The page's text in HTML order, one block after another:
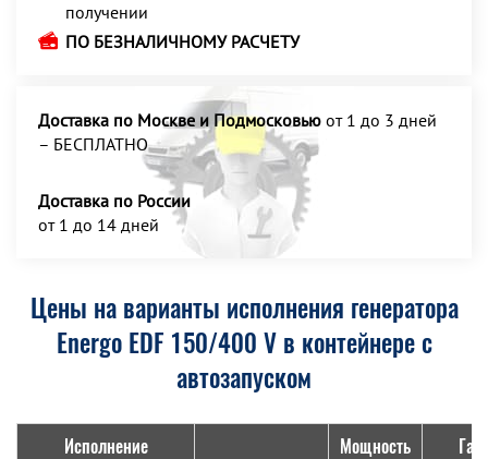
получении
ПО БЕЗНАЛИЧНОМУ РАСЧЕТУ
Доставка по Москве и Подмосковью от 1 до 3 дней
– БЕСПЛАТНО
Доставка по России
от 1 до 14 дней
Цены на варианты исполнения генератора
Energo EDF 150/400 V в контейнере с
автозапуском
Исполнение Мощность